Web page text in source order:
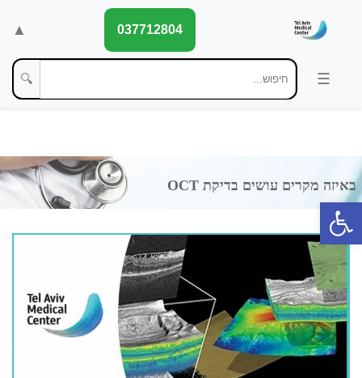
פתח סרגל נגישות
▲ 037712804
🔍